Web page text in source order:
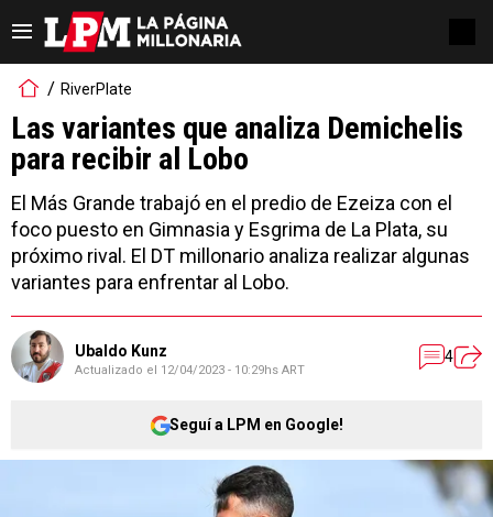
RiverPlate
Las variantes que analiza Demichelis
para recibir al Lobo
El Más Grande trabajó en el predio de Ezeiza con el
foco puesto en Gimnasia y Esgrima de La Plata, su
próximo rival. El DT millonario analiza realizar algunas
variantes para enfrentar al Lobo.
Ubaldo Kunz
Actualizado el 12/04/2023 - 10:29hs ART
4
Seguí a LPM en Google!